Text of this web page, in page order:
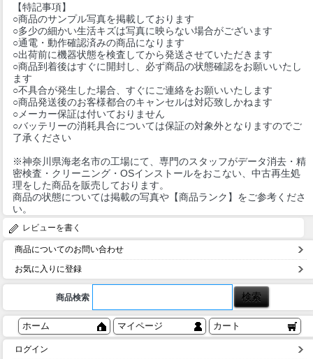
【特記事項】
○商品のサンプル写真を掲載しております
○多少の細かい生活キズは写真に映らない場合がございます
○通電・動作確認済みの商品になります
○出荷前に機器状態を検査してから発送させていただきます
○商品到着後はすぐに開封し、必ず商品の状態確認をお願いいたし
ます
○不具合が発生した場合、すぐにご連絡をお願いいたします
○商品発送後のお客様都合のキャンセルは対応致しかねます
○メーカー保証は付いておりません
○バッテリーの消耗具合については保証の対象外となりますのでご
了承ください
※神奈川県海老名市の工場にて、専門のスタッフがデータ消去・精
密検査・クリーニング・OSインストールをおこない、中古再生処
理をした商品を販売しております。
商品の状態については掲載の写真や【商品ランク】をご参考くださ
い。
レビューを書く
商品についてのお問い合わせ
お気に入りに登録
商品検索
ホーム マイページ カート
ログイン